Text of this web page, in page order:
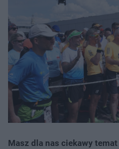
Masz dla nas ciekawy